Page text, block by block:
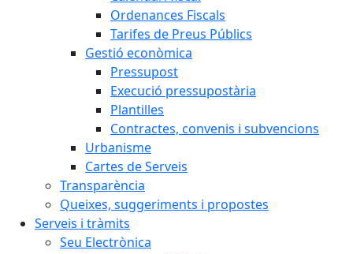
Ordenances Fiscals
Tarifes de Preus Públics
Gestió econòmica
Pressupost
Execució pressupostària
Plantilles
Contractes, convenis i subvencions
Urbanisme
Cartes de Serveis
Transparència
Queixes, suggeriments i propostes
Serveis i tràmits
Seu Electrònica